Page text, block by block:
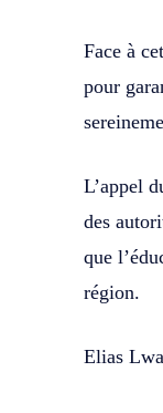
Face à
pour
L’appel
des
que
région.
Elias